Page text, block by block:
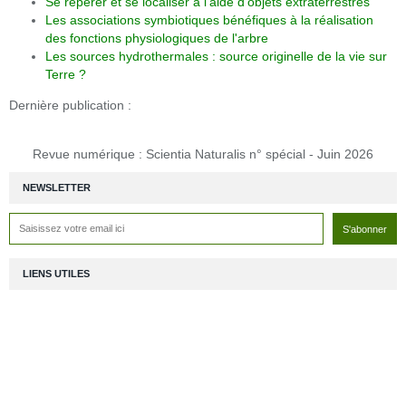
NEWSLETTER
Les associations symbiotiques bénéfiques à la réalisation
des fonctions physiologiques de l'arbre
Les sources hydrothermales : source originelle de la vie sur
Terre ?
Dernière publication :
Revue numérique : Scientia Naturalis n° spécial - Juin 2026
LIENS UTILES